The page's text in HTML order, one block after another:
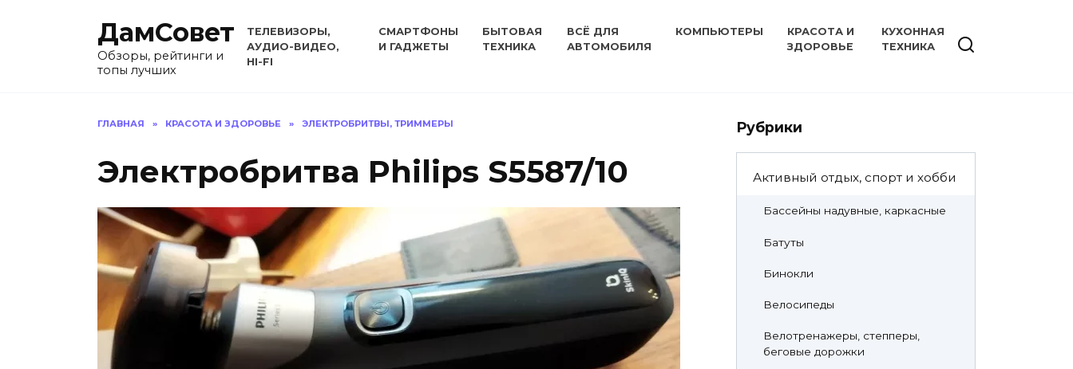
ДамСовет
Обзоры, рейтинги и
топы лучших
ТЕЛЕВИЗОРЫ,
АУДИО-ВИДЕО,
HI-FI
СМАРТФОНЫ
И ГАДЖЕТЫ
БЫТОВАЯ
ТЕХНИКА
ВСЁ ДЛЯ
АВТОМОБИЛЯ
КОМПЬЮТЕРЫ
КРАСОТА И
ЗДОРОВЬЕ
КУХОННАЯ
ТЕХНИКА
ГЛАВНАЯ » КРАСОТА И ЗДОРОВЬЕ » ЭЛЕКТРОБРИТВЫ, ТРИММЕРЫ
Электробритва Philips S5587/10
Рубрики
Активный отдых, спорт и хобби
Бассейны надувные, каркасные
Батуты
Бинокли
Велосипеды
Велотренажеры, степперы,
беговые дорожки